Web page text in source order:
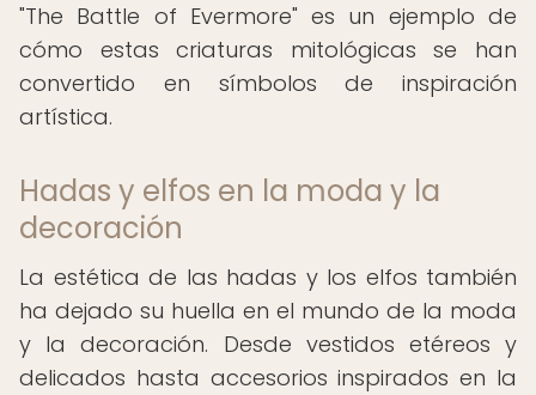
"The Battle of Evermore" es un ejemplo de
cómo estas criaturas mitológicas se han
convertido en símbolos de inspiración
artística.
Hadas y elfos en la moda y la
decoración
La estética de las hadas y los elfos también
ha dejado su huella en el mundo de la moda
y la decoración. Desde vestidos etéreos y
delicados hasta accesorios inspirados en la